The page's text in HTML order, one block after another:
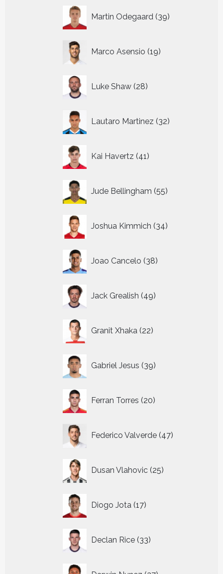
Martin Odegaard 39
producten
Marco Asensio 19
producten
Luke Shaw 28
producten
Lautaro Martinez 32
producten
Kai Havertz 41
producten
Jude Bellingham 55
producten
Joshua Kimmich 34
producten
Joao Cancelo 38
producten
Jack Grealish 49
producten
Granit Xhaka 22
producten
Gabriel Jesus 39
producten
Ferran Torres 20
producten
Federico Valverde 47
producten
Dusan Vlahovic 25
producten
Diogo Jota 17
producten
Declan Rice 33
producten